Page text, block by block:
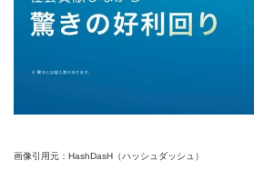
画像引用元：HashDasH（ハッシュダッシュ）